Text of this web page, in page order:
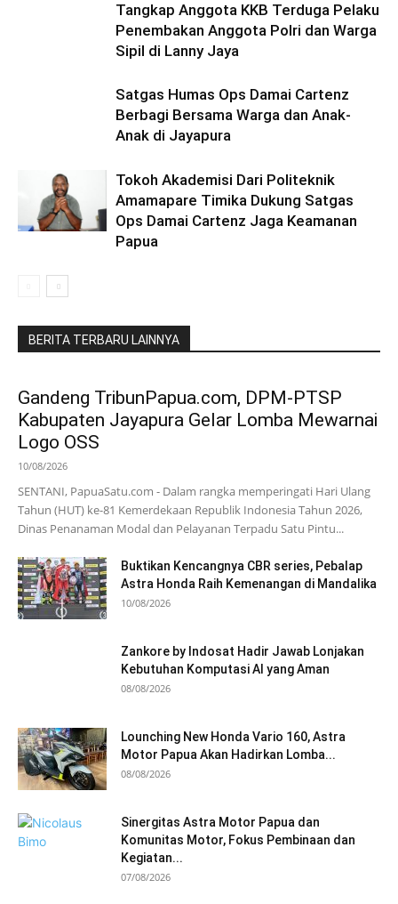
Tangkap Anggota KKB Terduga Pelaku
Penembakan Anggota Polri dan Warga
Sipil di Lanny Jaya
Satgas Humas Ops Damai Cartenz
Berbagi Bersama Warga dan Anak-
Anak di Jayapura
Tokoh Akademisi Dari Politeknik
Amamapare Timika Dukung Satgas
Ops Damai Cartenz Jaga Keamanan
Papua
BERITA TERBARU LAINNYA
Gandeng TribunPapua.com, DPM-PTSP
Kabupaten Jayapura Gelar Lomba Mewarnai
Logo OSS
10/08/2026
SENTANI, PapuaSatu.com - Dalam rangka memperingati Hari Ulang
Tahun (HUT) ke-81 Kemerdekaan Republik Indonesia Tahun 2026,
Dinas Penanaman Modal dan Pelayanan Terpadu Satu Pintu...
Buktikan Kencangnya CBR series, Pebalap
Astra Honda Raih Kemenangan di Mandalika
10/08/2026
Zankore by Indosat Hadir Jawab Lonjakan
Kebutuhan Komputasi AI yang Aman
08/08/2026
Lounching New Honda Vario 160, Astra
Motor Papua Akan Hadirkan Lomba...
08/08/2026
Sinergitas Astra Motor Papua dan
Komunitas Motor, Fokus Pembinaan dan
Kegiatan...
07/08/2026